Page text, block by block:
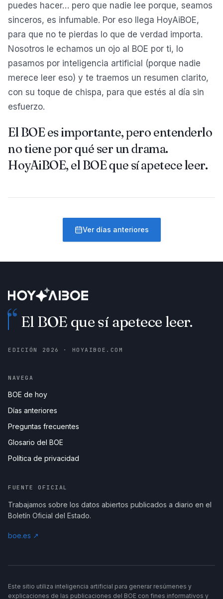
puedes hacer… pero que nadie lee porque, seamos
sinceros, es infumable. Por eso llega HoyAiBOE,
para que no te pierdas lo que de verdad importa.
Nosotros le echamos un ojo al BOE por ti, lo
pasamos por inteligencia artificial (porque nadie
merece leer eso) y te traemos un resumen clarito,
con su toque de chispa, para que estés al día sin
esfuerzo.
El BOE es importante, pero entenderlo
no tiene por qué ser un drama.
HoyAiBOE, el BOE que sí apetece leer.
Ver días anteriores
“ El BOE que sí apetece leer.
EDICIÓN 2026 · HOYAIBOE.COM
NAVEGA
BOE de hoy
Días anteriores
Preguntas frecuentes
Glosario del BOE
Política de privacidad
FUENTE OFICIAL
Trabajamos sobre los datos abiertos publicados a diario en el
Boletín Oficial del Estado.
boe.es ↗
Este sitio utiliza inteligencia artificial para generar resúmenes y
explicaciones de las publicaciones del BOE con fines informativos y